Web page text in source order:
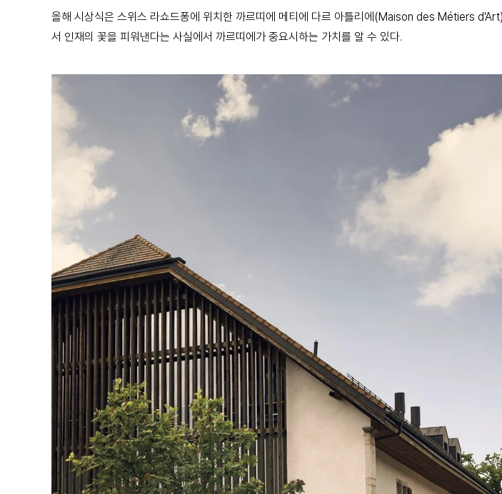
올해 시상식은 스위스 라쇼드퐁에 위치한 까르띠에 메티에 다르 아틀리에(Maison des Métiers
서 인재의 꽃을 피워낸다는 사실에서 까르띠에가 중요시하는 가치를 알 수 있다.